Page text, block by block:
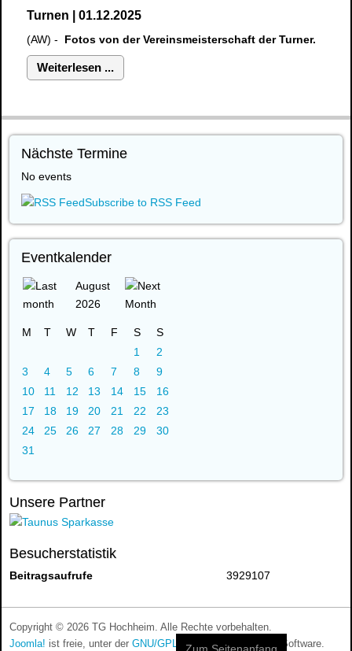
Turnen | 01.12.2025
(AW) - Fotos von der Vereinsmeisterschaft der Turner.
Weiterlesen ...
Nächste Termine
No events
Subscribe to RSS Feed
Eventkalender
August
2026
M T W T F S
S
1
2
3
4 5 6 7 8
9
10
11 12 13 14 15
16
17
18 19 20 21 22
23
24
25 26 27 28 29
30
31
Unsere Partner
Besucherstatistik
Beitragsaufrufe 3929107
Copyright © 2026 TG Hochheim. Alle Rechte vorbehalten.
Joomla! ist freie, unter der GNU/GPL-Lizenz veröffentlichte Software.